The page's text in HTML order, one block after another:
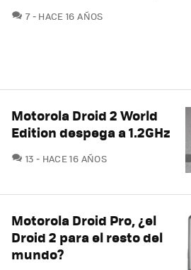
7COMENTARIOS
HACE 16 AÑOS
Motorola Droid 2 World
Edition despega a 1.2GHz
13 COMENTARIOS
HACE 16 AÑOS
Motorola Droid Pro, ¿el
Droid 2 para el resto del
mundo?